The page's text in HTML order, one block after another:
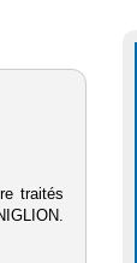
traités